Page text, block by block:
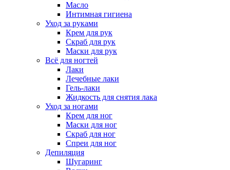
Масло
Интимная гигиена
Уход за руками
Крем для рук
Скраб для рук
Маски для рук
Всё для ногтей
Лаки
Лечебные лаки
Гель-лаки
Жидкость для снятия лака
Уход за ногами
Крем для ног
Маски для ног
Скраб для ног
Спреи для ног
Депиляция
Шугаринг